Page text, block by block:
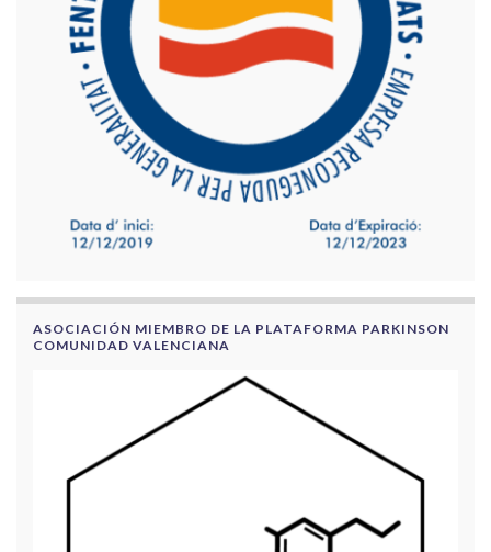
ASOCIACIÓN MIEMBRO DE LA PLATAFORMA PARKINSON
COMUNIDAD VALENCIANA